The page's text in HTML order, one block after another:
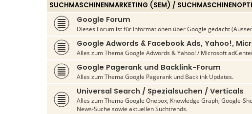
SUCHMASCHINENMARKETING (SEM) /
Google Forum
Dieses Forum ist für Informationen über Google gedacht
Google Adwords & Facebook Ads, Yahoo!,
Alles zum Thema Google Adwords & Yahoo! / Microsoft
Google Pagerank und Backlink-Forum
Alles zum Thema Google Pagerank und Backlink Updates.
Universal Search / Spezialsuchen / Verticals
Alles zum Thema Google Onebox, Knowledge Graph, Google-
News-Suche sowie aktuellen Suchtrends.